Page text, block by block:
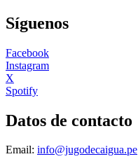
Síguenos
Facebook
Instagram
X
Spotify
Datos de contacto
Email: info@jugodecaigua.pe